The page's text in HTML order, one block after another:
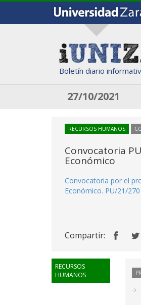
Boletín diario
27/10/2021
RECURSOS HUMANOS
Convocatoria
Económico
Convocatoria por el
Económico. PU/21/270
Compartir:
RECURSOS
HUMANOS